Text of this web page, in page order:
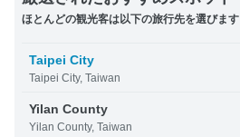
ほとんどの観光客は以下の旅行先を選びます
Taipei City
Taipei City, Taiwan
Yilan County
Yilan County, Taiwan